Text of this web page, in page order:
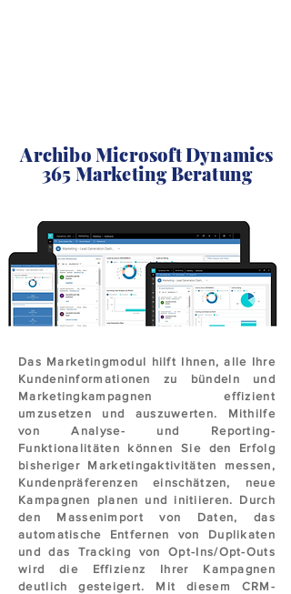
Archibo Microsoft Dynamics
365 Marketing Beratung
Das Marketingmodul hilft Ihnen, alle Ihre
Kundeninformationen zu bündeln und
Marketingkampagnen effizient
umzusetzen und auszuwerten. Mithilfe
von Analyse- und Reporting-
Funktionalitäten können Sie den Erfolg
bisheriger Marketingaktivitäten messen,
Kundenpräferenzen einschätzen, neue
Kampagnen planen und initiieren. Durch
den Massenimport von Daten, das
automatische Entfernen von Duplikaten
und das Tracking von Opt-Ins/Opt-Outs
wird die Effizienz Ihrer Kampagnen
deutlich gesteigert. Mit diesem CRM-